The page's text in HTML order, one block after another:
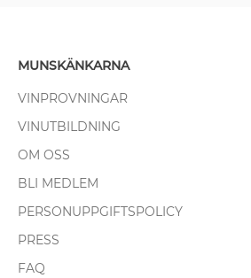
MUNSKÄNKARNA
VINPROVNINGAR
VINUTBILDNING
OM OSS
BLI MEDLEM
PERSONUPPGIFTSPOLICY
PRESS
FAQ